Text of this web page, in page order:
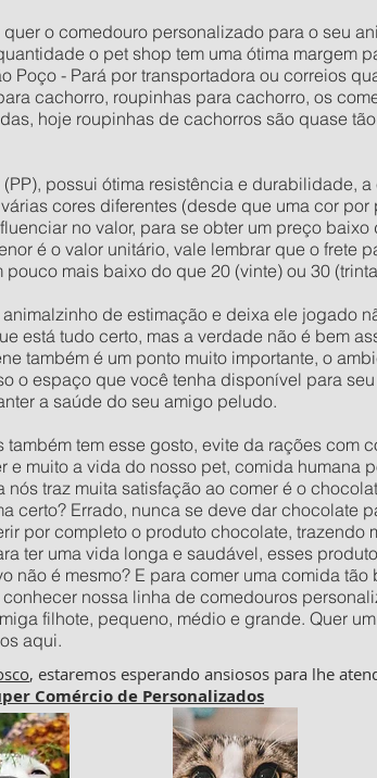
o comedouro personalizado para o seu
o pet shop tem uma ótima margem
Poço - Pará por transportadora ou correios
cachorro, roupinhas para cachorro, os
hoje roupinhas de cachorros são quase
possui ótima resistência e durabilidade,
cores diferentes (desde que uma cor
no valor, para se obter um preço
é o valor unitário, vale lembrar que o frete
mais baixo do que 20 (vinte) ou 30
de estimação e deixa ele jogado
está tudo certo, mas a verdade não é bem
também é um ponto muito importante, o
o espaço que você tenha disponível para
a saúde do seu amigo peludo.
tem esse gosto, evite da rações com
muito a vida do nosso pet, comida humana
traz muita satisfação ao comer é o
certo? Errado, nunca se deve dar chocolate
por completo o produto chocolate, trazendo
ter uma vida longa e saudável, esses
não é mesmo? E para comer uma comida
nossa linha de comedouros
filhote, pequeno, médio e grande. Quer
aqui.
, estaremos esperando ansiosos para lhe
Comércio de Personalizados